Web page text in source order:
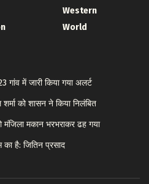
Western
World
में जारी किया गया अलर्ट
को शासन ने किया निलंबित
मंजिला मकान भरभराकर ढह गया
है: जितिन प्रसाद